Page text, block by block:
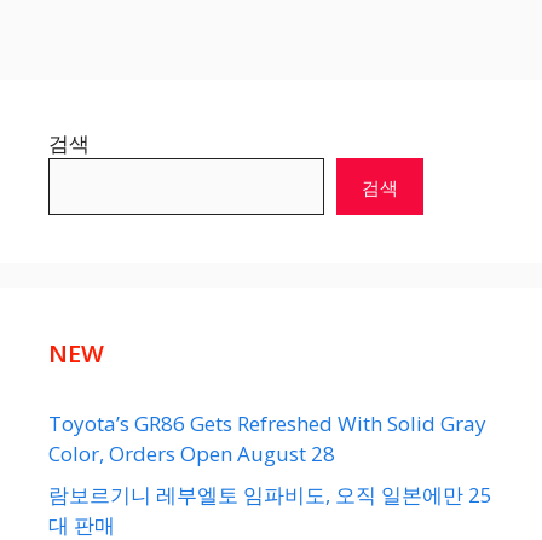
검색
검색
NEW
Toyota’s GR86 Gets Refreshed With Solid Gray
Color, Orders Open August 28
람보르기니 레부엘토 임파비도, 오직 일본에만 25
대 판매